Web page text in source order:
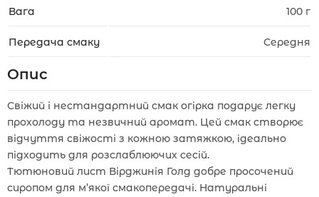
Вага 100 г
Передача смаку Середня
Опис
Свіжий і нестандартний смак огірка подарує легку
прохолоду та незвичний аромат. Цей смак створює
відчуття свіжості з кожною затяжкою, ідеально
підходить для розслаблюючих сесій.
Тютюновий лист Вірджинія Голд добре просочений
сиропом для м’якої смакопередачі. Натуральні